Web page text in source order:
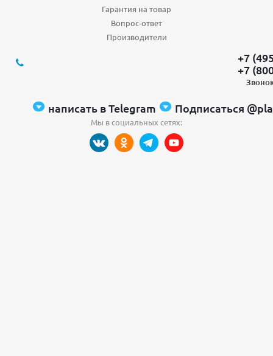
Гарантия на товар
Вопрос-ответ
Производители
+7
+7
написать в Telegram Подписаться
Мы в социальных сетях: